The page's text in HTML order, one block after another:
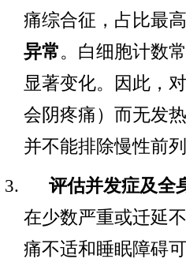
痛综合征，占比最
异常。白细胞计数
显著变化。因此，
会阴疼痛）而无发
并不能排除慢性前
评估并发症及全
在少数严重或迁延
痛不适和睡眠障碍